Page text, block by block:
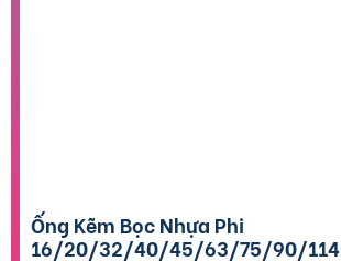
Ống Kẽm Bọc Nhựa Phi
16/20/32/40/45/63/75/90/114